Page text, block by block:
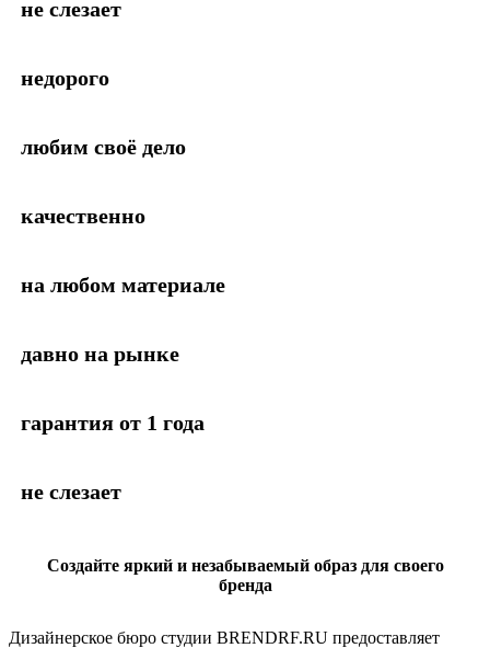
не слезает
недорого
любим своё дело
качественно
на любом материале
давно на рынке
гарантия от 1 года
не слезает
Создайте яркий и незабываемый образ для своего
бренда
Дизайнерское бюро студии BRENDRF.RU предоставляет